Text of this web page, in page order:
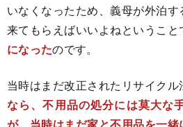
いなくなったため、義母が外泊
来てもらえばいいよねということ
になったのです。
当時はまだ改正されたリサイクル
なら、不用品の処分には莫大な
が、当時はまだ家と不用品を一